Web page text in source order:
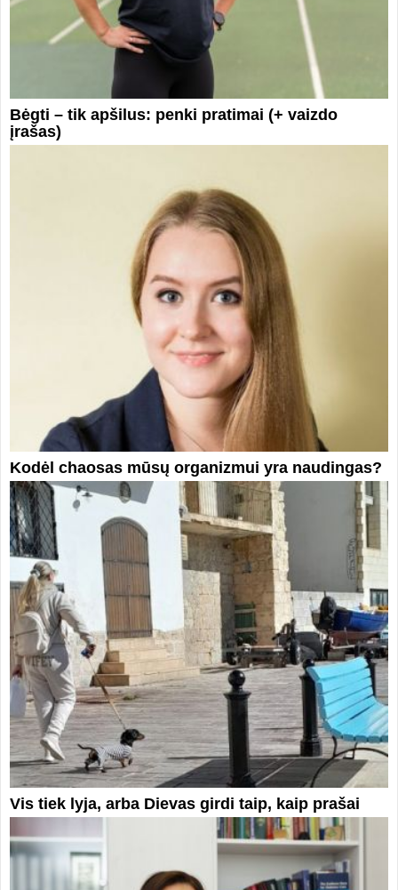
Bėgti – tik apšilus: penki pratimai (+ vaizdo
įrašas)
Kodėl chaosas mūsų organizmui yra naudingas?
Vis tiek lyja, arba Dievas girdi taip, kaip prašai